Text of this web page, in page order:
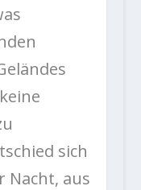
sich
Nacht, aus